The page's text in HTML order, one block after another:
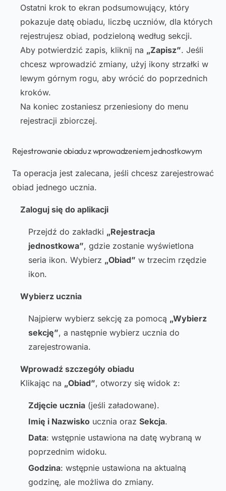
Ostatni krok to ekran podsumowujący, który
pokazuje datę obiadu, liczbę uczniów, dla których
rejestrujesz obiad, podzieloną według sekcji.
Aby potwierdzić zapis, kliknij na „Zapisz”. Jeśli
chcesz wprowadzić zmiany, użyj ikony strzałki w
lewym górnym rogu, aby wrócić do poprzednich
kroków.
Na koniec zostaniesz przeniesiony do menu
rejestracji zbiorczej.
Rejestrowanie obiadu z wprowadzeniem jednostkowym
Ta operacja jest zalecana, jeśli chcesz zarejestrować
obiad jednego ucznia.
Zaloguj się do aplikacji
Przejdź do zakładki „Rejestracja
jednostkowa”, gdzie zostanie wyświetlona
seria ikon. Wybierz „Obiad” w trzecim rzędzie
ikon.
Wybierz ucznia
Najpierw wybierz sekcję za pomocą „Wybierz
sekcję”, a następnie wybierz ucznia do
zarejestrowania.
Wprowadź szczegóły obiadu
Klikając na „Obiad”, otworzy się widok z:
Zdjęcie ucznia (jeśli załadowane).
Imię i Nazwisko ucznia oraz Sekcja.
Data: wstępnie ustawiona na datę wybraną w
poprzednim widoku.
Godzina: wstępnie ustawiona na aktualną
godzinę, ale możliwa do zmiany.